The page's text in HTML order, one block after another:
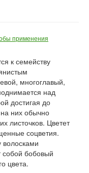
применения
к семейству
многоглавый,
над
достигая до
них обычно
листочков. Цветет
соцветия.
собой бобовый
цвета.